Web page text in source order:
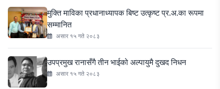
मुक्ति माविका प्रधानाध्यापक बिष्ट उत्कृष्ट प्र.अ.का रूपमा
सम्मानित
असार १५ गते २०८३
उपप्रमुख रानासँगै तीन भाईको अल्पायुमै दुखद निधन
असार १५ गते २०८३